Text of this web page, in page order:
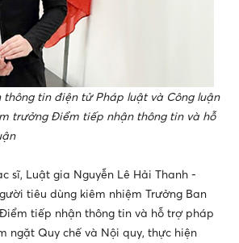
tin điện tử Pháp luật và Công luận
trưởng Điểm tiếp nhận thông tin và hỗ
sĩ, Luật gia Nguyễn Lê Hải Thanh -
tiêu dùng kiêm nhiệm Trưởng Ban
tiếp nhận thông tin và hỗ trợ pháp
ngặt Quy chế và Nội quy, thực hiện